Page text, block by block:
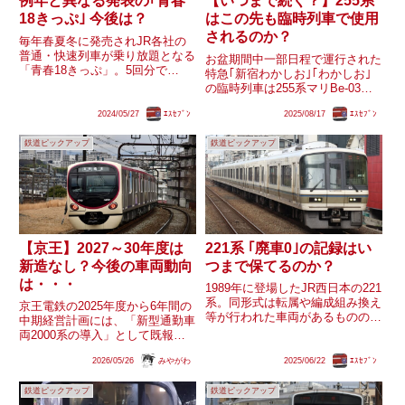
18きっぷ｣ 今後は？
毎年春夏冬に発売されJR各社の
普通・快速列車が乗り放題となる
「青春18きっぷ」。5回分で
広い層から絶大な人気を誇ってい
月頃に1年分の販売・利...
2024/05/27 ｴｽｾﾌﾞﾝ
はこの先も臨時列車で使用
されるのか？
お盆期間中一部日程で運行された
特急｢新宿わかしお｣｢わかしお｣
の臨時列車は255系マリBe-03編
ウィークの臨時列車に続き、最繁
ります。引き続き波動用特急型車
両の不足が原因で設定...
2025/08/17 ｴｽｾﾌﾞﾝ
鉄道ピックアップ
【京王】2027～30年度は
新造なし？今後の車両動向
は・・・
京王電鉄の2025年度から6年間の
中期経営計画には、「新型通勤車
両2000系の導入」として既報の
み記載されており、2027年度以
降についての言及はありません。
特に、2027・30年度の鉄道事業
2026/05/26 みやがわ
鉄道ピックアップ
221系 ｢廃車0｣の記録はい
つまで保てるのか？
1989年に登場したJR西日本の221
系。同形式は転属や編成組み換え
等が行われた車両があるものの、
は非常に珍しいと言えそうです。
いつまで続くのでし...
2025/06/22 ｴｽｾﾌﾞﾝ
鉄道ピックアップ 鉄道ピックアップ